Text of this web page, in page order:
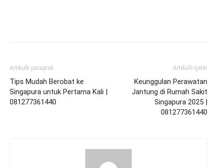
Artikulli paraprak
Tips Mudah Berobat ke
Singapura untuk Pertama Kali |
081277361440
Artikulli tjetër
Keunggulan Perawatan
Jantung di Rumah Sakit
Singapura 2025 |
081277361440